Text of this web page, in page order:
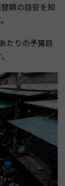
額の目安を知
たりの予算目